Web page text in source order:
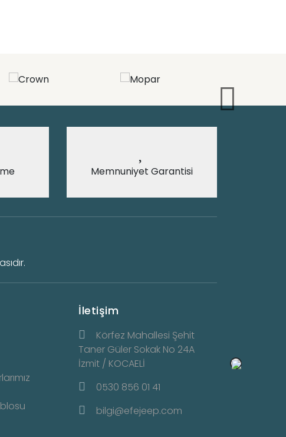
Memnuniyet Garantisi
İletişim
Körfez Mahallesi Şehit
Taner Güler Sokak No 24A
İzmit / KOCAELİ
0530 856 01 41
bilgi@efejeep.com